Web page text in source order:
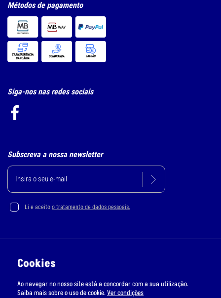
Métodos de pagamento
Siga-nos nas redes sociais
Subscreva a nossa newsletter
Li e aceito o tratamento de dados pessoais.
Livro de Reclamações Online
Cookies
Ao navegar no nosso site está a concordar com a sua utilização.
Saiba mais sobre o uso de cookie.Ver condições